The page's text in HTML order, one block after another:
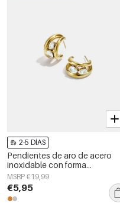
2-5 DÍAS
Pendientes de aro de acero
inoxidable con forma
geométrica, sencillos, de la
serie Daily Simple, joyería para
mujer.
MSRP €19,99
€5,95